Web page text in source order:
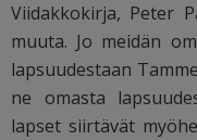
Viidakkokirja, Peter
muuta. Jo meidän
lapsuudestaan
ne omasta
lapset siirtävät